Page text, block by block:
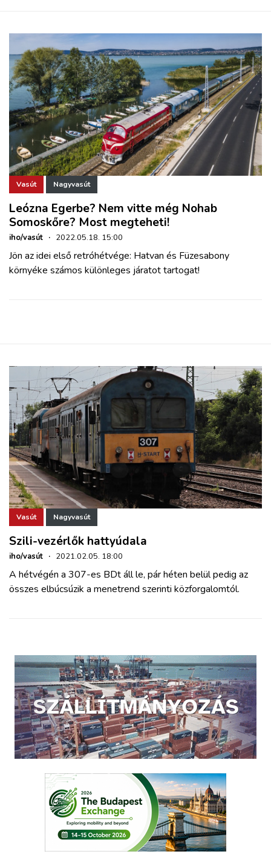
Vasút Nagyvasút
Leózna Egerbe? Nem vitte még Nohab
Somoskőre? Most megteheti!
iho/vasút · 2022.05.18. 15:00
Jön az idei első retróhétvége: Hatvan és Füzesabony
környéke számos különleges járatot tartogat!
Vasút Nagyvasút
Szili-vezérlők hattyúdala
iho/vasút · 2021.02.05. 18:00
A hétvégén a 307-es BDt áll le, pár héten belül pedig az
összes elbúcsúzik a menetrend szerinti közforgalomtól.